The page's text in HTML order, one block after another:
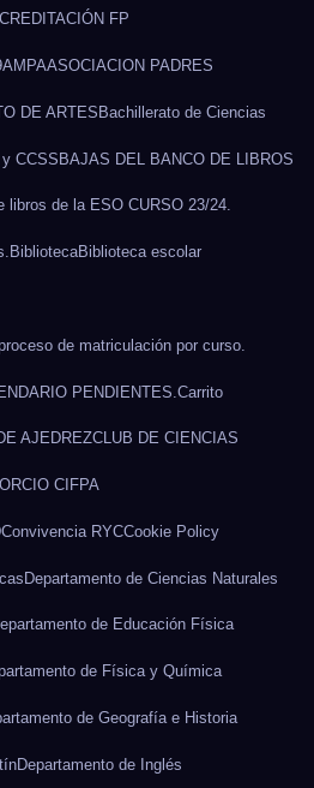
FP
AMPAASOCIACION PADRES
DE ARTES Bachillerato de Ciencias
CCSSBAJAS DEL BANCO DE LIBROS
libros de la ESO CURSO 23/24.
BibliotecaBiblioteca escolar
de matriculación por curso.
PENDIENTES. Carrito
AJEDREZCLUB DE CIENCIAS
CIFPA
Convivencia RYCCookie Policy
Departamento de Ciencias Naturales
de Educación Física
de Física y Química
de Geografía e Historia
Departamento de Inglés